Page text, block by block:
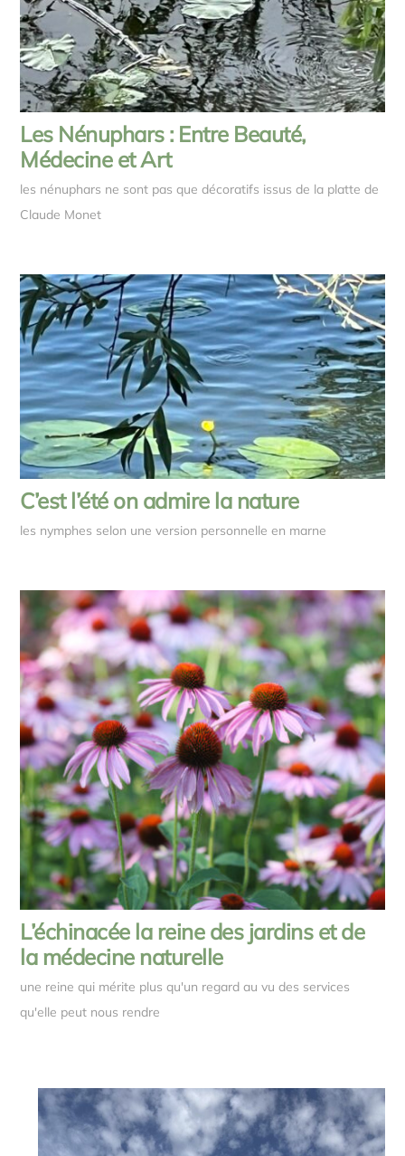
Les Nénuphars : Entre Beauté,
Médecine et Art
les nénuphars ne sont pas que décoratifs issus de la platte de
Claude Monet
C’est l’été on admire la nature
les nymphes selon une version personnelle en marne
L’échinacée la reine des jardins et de
la médecine naturelle
une reine qui mérite plus qu'un regard au vu des services
qu'elle peut nous rendre